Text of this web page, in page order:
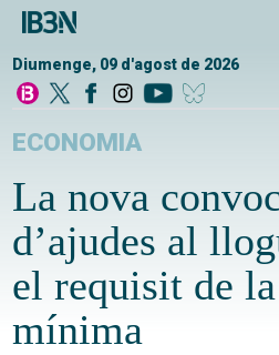
Diumenge, 09 d'agost de 2026
ECONOMIA
La nova
d’ajudes al
el requisit de
mínima